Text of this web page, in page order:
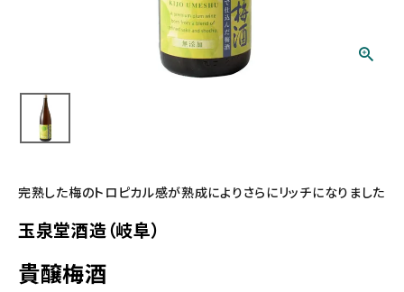
完熟した梅のトロピカル感が熟成によりさらにリッチになりました
玉泉堂酒造（岐阜）
貴醸梅酒